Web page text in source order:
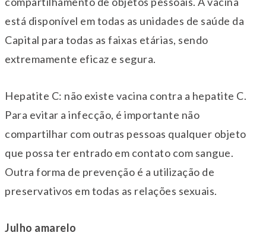
está disponível em todas as unidades de saúde da
Capital para todas as faixas etárias, sendo
extremamente eficaz e segura.
Hepatite C: não existe vacina contra a hepatite C.
Para evitar a infecção, é importante não
compartilhar com outras pessoas qualquer objeto
que possa ter entrado em contato com sangue.
Outra forma de prevenção é a utilização de
preservativos em todas as relações sexuais.
Julho amarelo